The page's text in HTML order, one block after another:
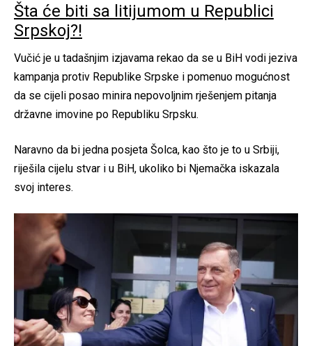
Šta će biti sa litijumom u Republici
Srpskoj?!
Vučić je u tadašnjim izjavama rekao da se u BiH vodi jeziva
kampanja protiv Republike Srpske i pomenuo mogućnost
da se cijeli posao minira nepovoljnim rješenjem pitanja
državne imovine po Republiku Srpsku.
Naravno da bi jedna posjeta Šolca, kao što je to u Srbiji,
riješila cijelu stvar i u BiH, ukoliko bi Njemačka iskazala
svoj interes.